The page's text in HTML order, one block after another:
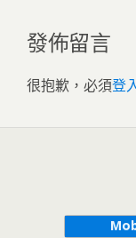
發佈留言
很抱歉，必須登